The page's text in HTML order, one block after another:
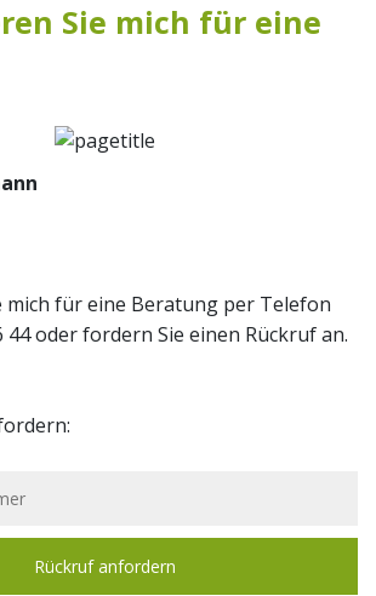
Sie mich für eine
mich für eine Beratung per Telefon
44 oder fordern Sie einen Rückruf an.